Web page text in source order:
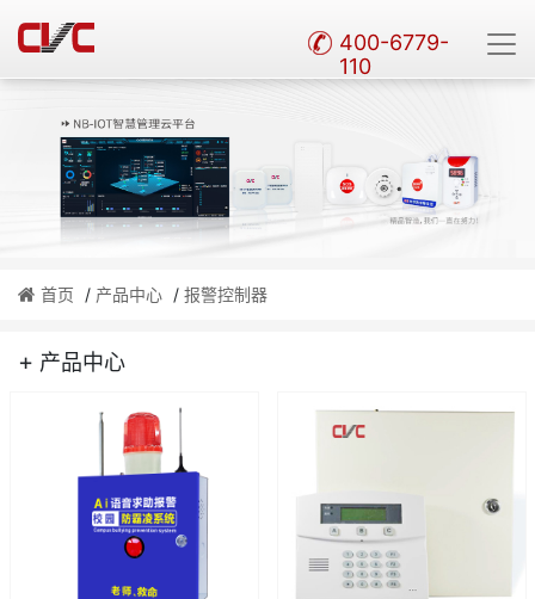
400-6779-
110
首页 / 产品中心 / 报警控制器
+ 产品中心